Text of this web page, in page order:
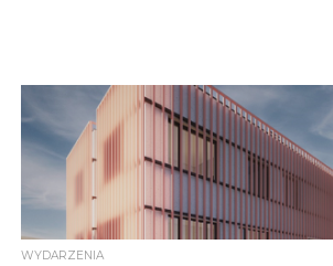
WYDARZENIA